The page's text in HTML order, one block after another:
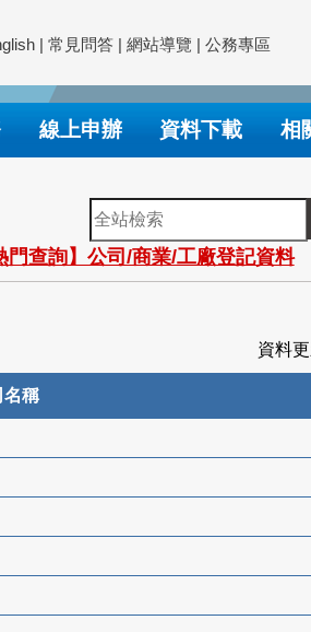
| 常見問答 | 網站導覽 | 公務專區
線上申辦 資料下載 相
全
站
檢
索
門查詢】公司/商業/工廠登記資料
資料
名稱